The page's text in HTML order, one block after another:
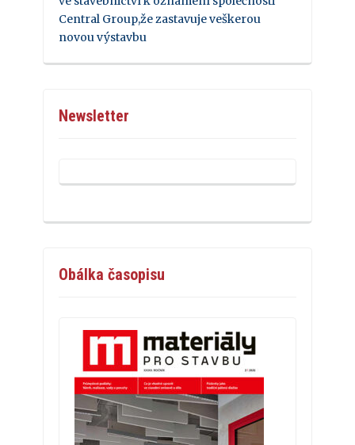
Central Group,že zastavuje veškerou
novou výstavbu
Newsletter
Obálka časopisu